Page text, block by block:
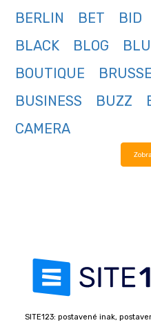
BERLIN
BET BID
BLACK
BLOG
BOUTIQUE
BUSINESS
BUZZ
CAMERA
SITE123: postavené inak,